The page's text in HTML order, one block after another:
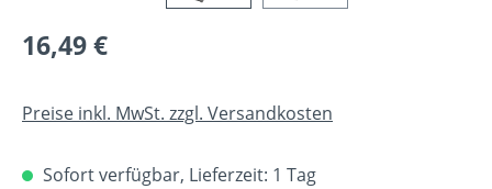
Regulärer Preis:
16,49 €
Preise inkl. MwSt. zzgl. Versandkosten
Sofort verfügbar, Lieferzeit: 1 Tag